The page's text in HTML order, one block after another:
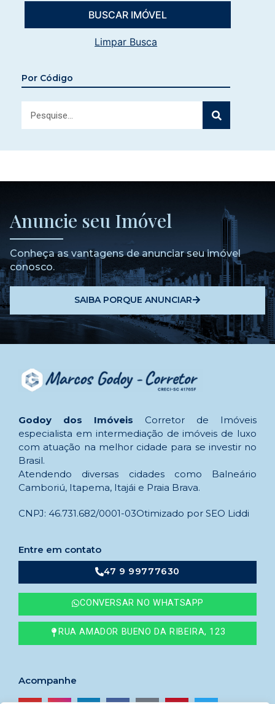
Limpar Busca
Por Código
Anuncie seu Imóvel
Conheça as vantagens de anunciar seu imóvel
conosco.
SAIBA PORQUE ANUNCIAR
Godoy dos Imóveis Corretor de Imóveis
especialista em intermediação de imóveis de luxo
com atuação na melhor cidade para se investir no
Brasil.
Atendendo diversas cidades como Balneário
Camboriú, Itapema, Itajái e Praia Brava.
CNPJ: 46.731.682/0001-03Otimizado por SEO Liddi
Entre em contato
47 9 99777630
CONVERSAR NO WHATSAPP
RUA AMADOR BUENO DA RIBEIRA, 123
Acompanhe